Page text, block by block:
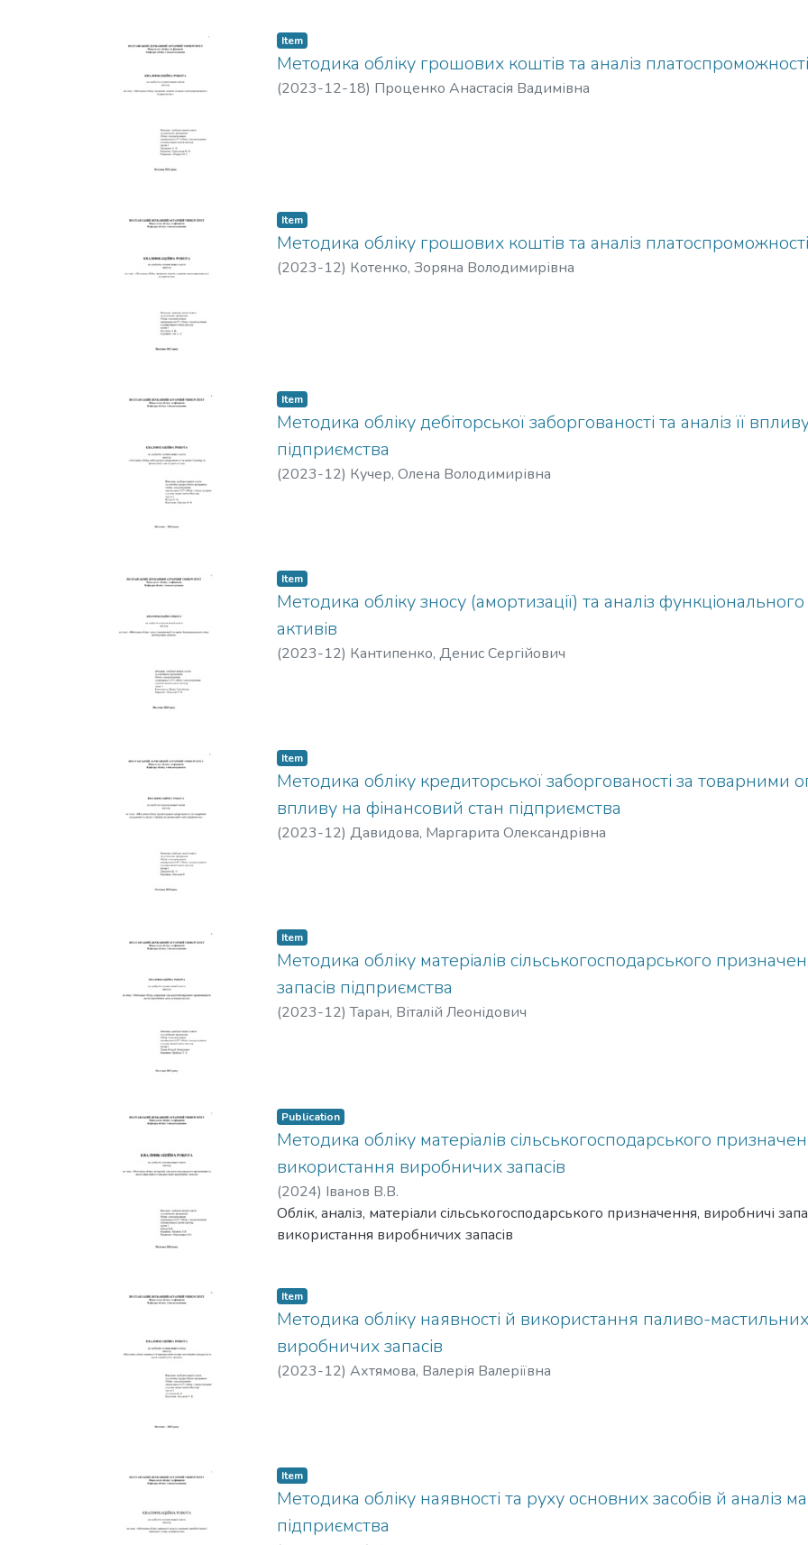
Item
Методика обліку грошових коштів та аналіз
(2023-12-18) Проценко Анастасія Вадимівна
Item
Методика обліку грошових коштів та аналіз
(2023-12) Котенко, Зоряна Володимирівна
Item
Методика обліку дебіторської заборгованості та аналіз її
підприємства
(2023-12) Кучер, Олена Володимирівна
Item
Методика обліку зносу (амортизації) та аналіз
активів
(2023-12) Кантипенко, Денис Сергійович
Item
Методика обліку кредиторської заборгованості за товарними
впливу на фінансовий стан підприємства
(2023-12) Давидова, Маргарита Олександрівна
Item
Методика обліку матеріалів сільськогосподарського
запасів підприємства
(2023-12)Таран, Віталій Леонідович
Publication
Методика обліку матеріалів сільськогосподарського
використання виробничих запасів
(2024) Іванов В.В.
Облік, аналіз, матеріали сільськогосподарського призначення, виробничі
використання виробничих запасів
Item
Методика обліку наявності й використання паливо-мастильних
виробничих запасів
(2023-12) Ахтямова, Валерія Валеріївна
Item
Методика обліку наявності та руху основних засобів й аналіз
підприємства